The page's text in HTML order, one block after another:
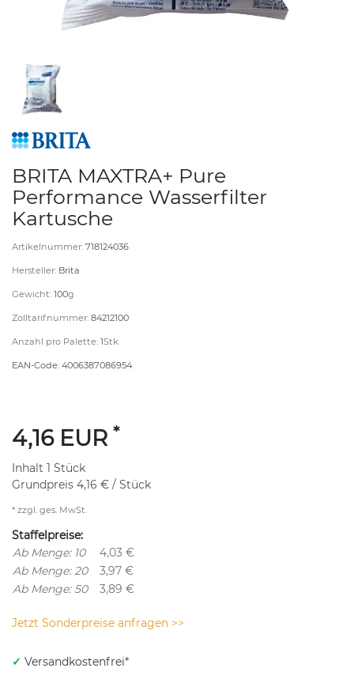
BRITA MAXTRA+ Pure
Performance Wasserfilter
Kartusche
Artikelnummer: 718124036
Hersteller: Brita
Gewicht: 100g
Zolltarifnummer: 84212100
Anzahl pro Palette: 1Stk
EAN-Code: 4006387086954
4,16 EUR *
Inhalt 1 Stück
Grundpreis 4,16 € / Stück
* zzgl. ges. MwSt.
Staffelpreise:
Ab Menge: 10
4,03 €
Ab Menge: 20
3,97 €
Ab Menge: 50
3,89 €
Jetzt Sonderpreise anfragen >>
✓ Versandkostenfrei*